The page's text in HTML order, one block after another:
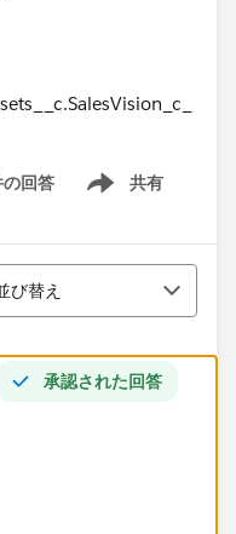
回答 共有
Show menu
び替え
承認された回答